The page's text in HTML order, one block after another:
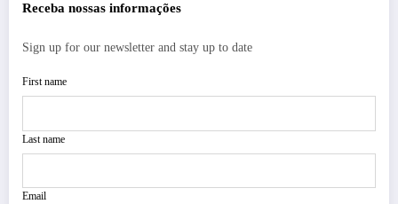
Receba nossas informações
Sign up for our newsletter and stay up to date
First name
Last name
Email